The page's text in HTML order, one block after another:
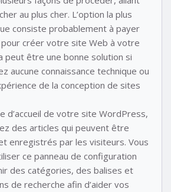
au plus cher. L’option la plus
consiste probablement à payer
pour créer votre site Web à votre
peut être une bonne solution si
aucune connaissance technique ou
de la conception de sites
d’accueil de votre site WordPress,
des articles qui peuvent être
enregistrés par les visiteurs. Vous
ce panneau de configuration
des catégories, des balises et
de recherche afin d’aider vos